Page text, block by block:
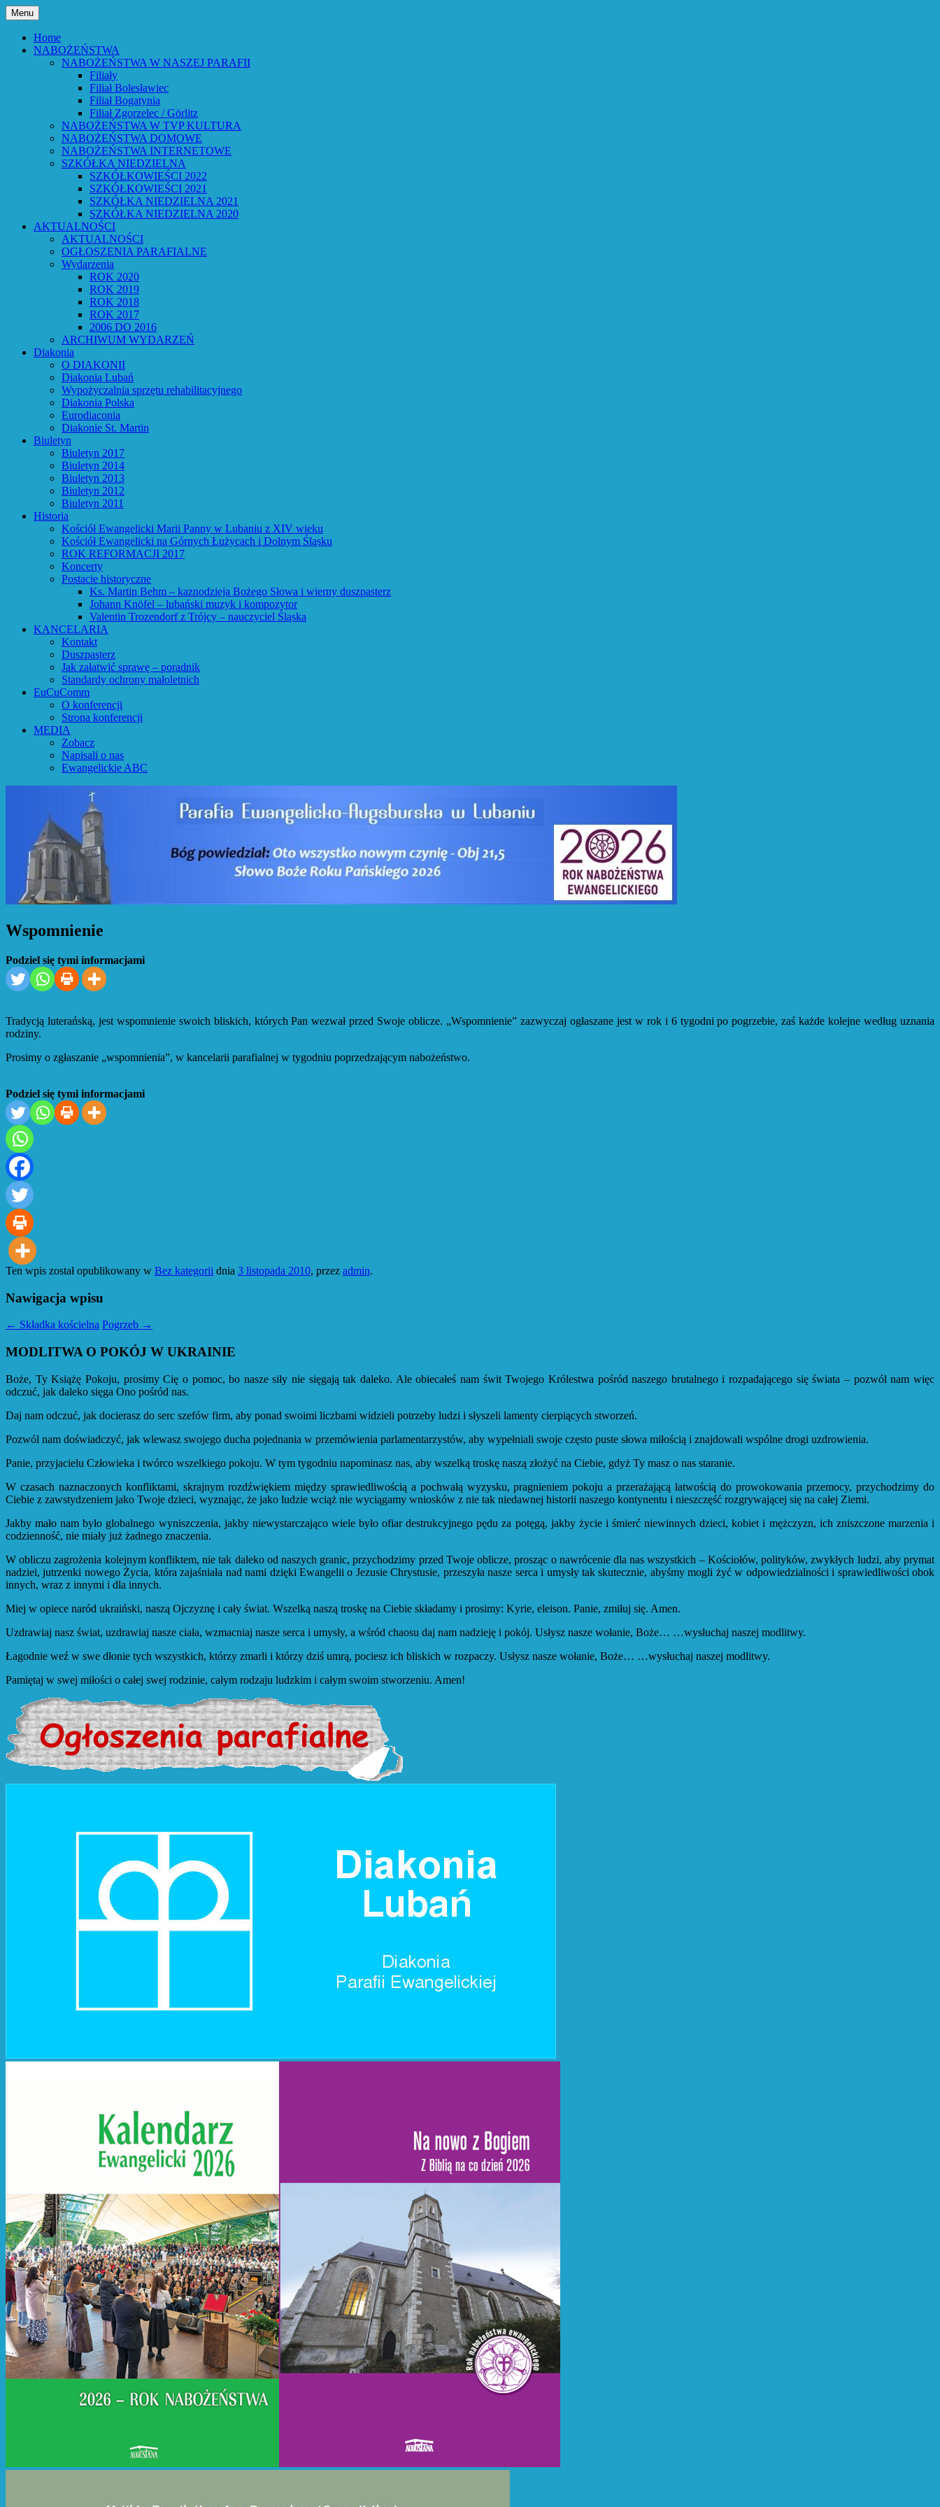
Przejdź
do
treściParafia Ewangelicko-Augsburska w Lubaniu
Menu
Home
NABOŻEŃSTWA
NABOŻEŃSTWA W NASZEJ PARAFII
Filiały
Filiał Bolesławiec
Filiał Bogatynia
Filiał Zgorzelec / Görlitz
NABOŻEŃSTWA W TVP KULTURA
NABOŻEŃSTWA DOMOWE
NABOŻEŃSTWA INTERNETOWE
SZKÓŁKA NIEDZIELNA
SZKÓŁKOWIEŚCI 2022
SZKÓŁKOWIEŚCI 2021
SZKÓŁKA NIEDZIELNA 2021
SZKÓŁKA NIEDZIELNA 2020
AKTUALNOŚCI
AKTUALNOŚCI
OGŁOSZENIA PARAFIALNE
Wydarzenia
ROK 2020
ROK 2019
ROK 2018
ROK 2017
2006 DO 2016
ARCHIWUM WYDARZEŃ
Diakonia
O DIAKONII
Diakonia Lubań
Wypożyczalnia sprzętu rehabilitacyjnego
Diakonia Polska
Eurodiaconia
Diakonie St. Martin
Biuletyn
Biuletyn 2017
Biuletyn 2014
Biuletyn 2013
Biuletyn 2012
Biuletyn 2011
Historia
Kościół Ewangelicki Marii Panny w Lubaniu z XIV wieku
Kościół Ewangelicki na Górnych Łużycach i Dolnym Śląsku
ROK REFORMACJI 2017
Koncerty
Postacie historyczne
Ks. Martin Behm – kaznodzieja Bożego Słowa i wierny duszpasterz
Johann Knöfel – lubański muzyk i kompozytor
Valentin Trozendorf z Trójcy – nauczyciel Śląska
KANCELARIA
Kontakt
Duszpasterz
Jak załatwić sprawę – poradnik
Standardy ochrony małoletnich
EuCuComm
O konferencji
Strona konferencji
MEDIA
Zobacz
Napisali o nas
Ewangelickie ABC
Wspomnienie
Podziel się tymi informacjami
Tradycją luterańską, jest wspomnienie swoich bliskich, których Pan wezwał przed Swoje oblicze. „Wspomnienie” zazwyczaj ogłaszane jest w rok i 6 tygodni po pogrzebie, zaś każde kolejne według uznania
rodziny.
Prosimy o zgłaszanie „wspomnienia”, w kancelarii parafialnej w tygodniu poprzedzającym nabożeństwo.
Podziel się tymi informacjami
Ten wpis został opublikowany w Bez kategorii dnia 3 listopada 2010, przez admin.
Nawigacja wpisu
← Składka kościelna Pogrzeb →
MODLITWA O POKÓJ W UKRAINIE
Boże, Ty Książę Pokoju, prosimy Cię o pomoc, bo nasze siły nie sięgają tak daleko. Ale obiecałeś nam świt Twojego Królestwa pośród naszego brutalnego i rozpadającego się świata – pozwól nam więc
odczuć, jak daleko sięga Ono pośród nas.
Daj nam odczuć, jak docierasz do serc szefów firm, aby ponad swoimi liczbami widzieli potrzeby ludzi i słyszeli lamenty cierpiących stworzeń.
Pozwól nam doświadczyć, jak wlewasz swojego ducha pojednania w przemówienia parlamentarzystów, aby wypełniali swoje często puste słowa miłością i znajdowali wspólne drogi uzdrowienia.
Panie, przyjacielu Człowieka i twórco wszelkiego pokoju. W tym tygodniu napominasz nas, aby wszelką troskę naszą złożyć na Ciebie, gdyż Ty masz o nas staranie.
W czasach naznaczonych konfliktami, skrajnym rozdźwiękiem między sprawiedliwością a pochwałą wyzysku, pragnieniem pokoju a przerażającą łatwością do prowokowania przemocy, przychodzimy do
Ciebie z zawstydzeniem jako Twoje dzieci, wyznając, że jako ludzie wciąż nie wyciągamy wniosków z nie tak niedawnej historii naszego kontynentu i nieszczęść rozgrywającej się na całej Ziemi.
Jakby mało nam było globalnego wyniszczenia, jakby niewystarczająco wiele było ofiar destrukcyjnego pędu za potęgą, jakby życie i śmierć niewinnych dzieci, kobiet i mężczyzn, ich zniszczone marzenia i
codzienność, nie miały już żadnego znaczenia.
W obliczu zagrożenia kolejnym konfliktem, nie tak daleko od naszych granic, przychodzimy przed Twoje oblicze, prosząc o nawrócenie dla nas wszystkich – Kościołów, polityków, zwykłych ludzi, aby prymat
nadziei, jutrzenki nowego Życia, która zajaśniała nad nami dzięki Ewangelii o Jezusie Chrystusie, przeszyła nasze serca i umysły tak skutecznie, abyśmy mogli żyć w odpowiedzialności i sprawiedliwości obok
innych, wraz z innymi i dla innych.
Miej w opiece naród ukraiński, naszą Ojczyznę i cały świat. Wszelką naszą troskę na Ciebie składamy i prosimy: Kyrie, eleison. Panie, zmiłuj się. Amen.
Uzdrawiaj nasz świat, uzdrawiaj nasze ciała, wzmacniaj nasze serca i umysły, a wśród chaosu daj nam nadzieję i pokój. Usłysz nasze wołanie, Boże… …wysłuchaj naszej modlitwy.
Łagodnie weź w swe dłonie tych wszystkich, którzy zmarli i którzy dziś umrą, pociesz ich bliskich w rozpaczy. Usłysz nasze wołanie, Boże… …wysłuchaj naszej modlitwy.
Pamiętaj w swej miłości o całej swej rodzinie, całym rodzaju ludzkim i całym swoim stworzeniu. Amen!